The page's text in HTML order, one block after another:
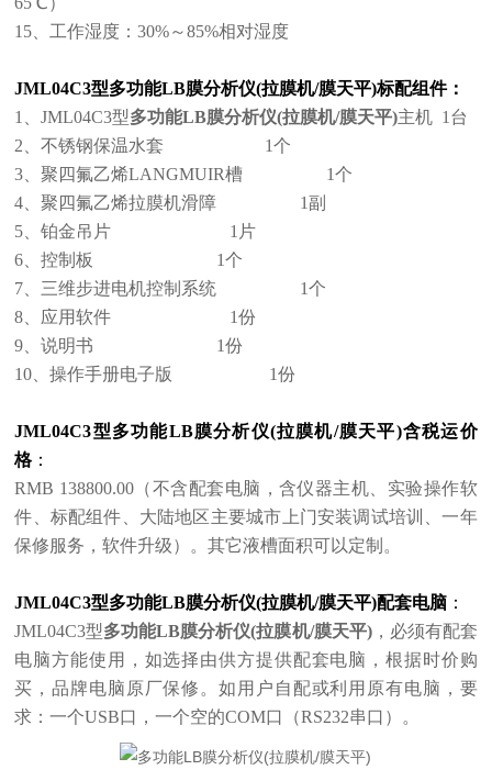
15、工作湿度：30%～85%相对湿度
JML04C3型多功能LB膜分析仪(拉膜机/膜天平)标配组件：
1、JML04C3型多功能LB膜分析仪(拉膜机/膜天平)主机 1台
2、不锈钢保温水套 1个
3、聚四氟乙烯LANGMUIR槽 1个
4、聚四氟乙烯拉膜机滑障 1副
5、铂金吊片 1片
6、控制板 1个
7、三维步进电机控制系统 1个
8、应用软件 1份
9、说明书 1份
10、操作手册电子版 1份
JML04C3型多功能LB膜分析仪(拉膜机/膜天平)含税运价
格：
RMB 138800.00（不含配套电脑，含仪器主机、实验操作软
件、标配组件、大陆地区主要城市上门安装调试培训、一年
保修服务，软件升级）。其它液槽面积可以定制。
JML04C3型多功能LB膜分析仪(拉膜机/膜天平)配套电脑 ：
JML04C3型多功能LB膜分析仪(拉膜机/膜天平)，必须有配套
电脑方能使用，如选择由供方提供配套电脑，根据时价购
买，品牌电脑原厂保修。如用户自配或利用原有电脑，要
求：一个USB口，一个空的COM口（RS232串口）。